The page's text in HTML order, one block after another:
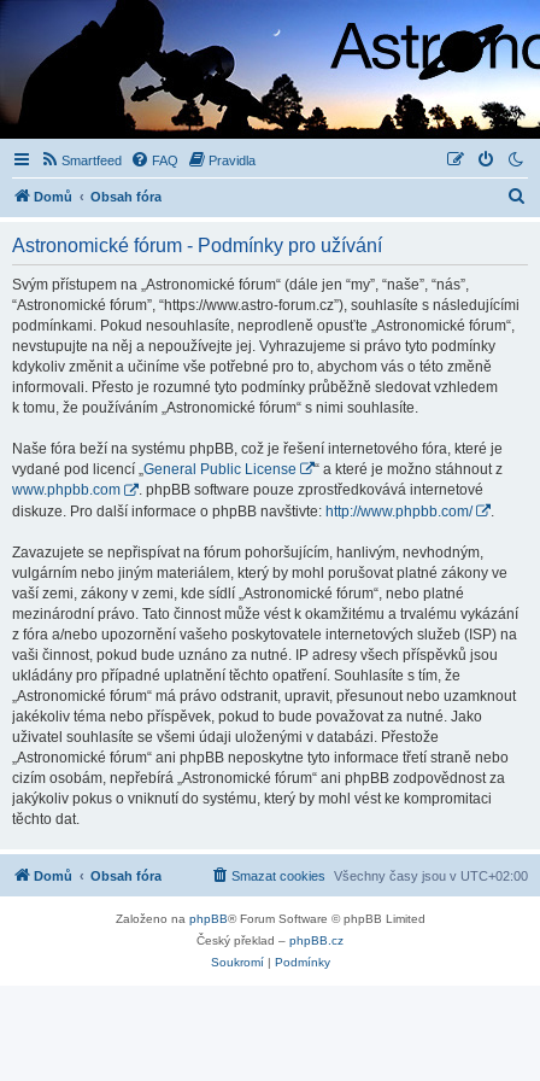
Smartfeed FAQ Pravidla
Domů Obsah fóra
Astronomické fórum - Podmínky pro užívání
Svým přístupem na „Astronomické fórum“ (dále jen “my”, “naše”, “nás”,
“Astronomické fórum”, “https://www.astro-forum.cz”), souhlasíte s následujícími
podmínkami. Pokud nesouhlasíte, neprodleně opusťte „Astronomické fórum“,
nevstupujte na něj a nepoužívejte jej. Vyhrazujeme si právo tyto podmínky
kdykoliv změnit a učiníme vše potřebné pro to, abychom vás o této změně
informovali. Přesto je rozumné tyto podmínky průběžně sledovat vzhledem
k tomu, že používáním „Astronomické fórum“ s nimi souhlasíte.
Naše fóra beží na systému phpBB, což je řešení internetového fóra, které je
vydané pod licencí „General Public License
“ a které je možno stáhnout z
www.phpbb.com
. phpBB software pouze zprostředkovává internetové
diskuze. Pro další informace o phpBB navštivte: http://www.phpbb.com/
Zavazujete se nepřispívat na fórum pohoršujícím, hanlivým, nevhodným,
vulgárním nebo jiným materiálem, který by mohl porušovat platné zákony ve
vaší zemi, zákony v zemi, kde sídlí „Astronomické fórum“, nebo platné
mezinárodní právo. Tato činnost může vést k okamžitému a trvalému vykázání
z fóra a/nebo upozornění vašeho poskytovatele internetových služeb (ISP) na
vaši činnost, pokud bude uznáno za nutné. IP adresy všech příspěvků jsou
ukládány pro případné uplatnění těchto opatření. Souhlasíte s tím, že
„Astronomické fórum“ má právo odstranit, upravit, přesunout nebo uzamknout
jakékoliv téma nebo příspěvek, pokud to bude považovat za nutné. Jako
uživatel souhlasíte se všemi údaji uloženými v databázi. Přestože
„Astronomické fórum“ ani phpBB neposkytne tyto informace třetí straně nebo
cizím osobám, nepřebírá „Astronomické fórum“ ani phpBB zodpovědnost za
jakýkoliv pokus o vniknutí do systému, který by mohl vést ke kompromitaci
těchto dat.
Domů Obsah fóra Všechny časy jsou v UTC+02:00
Smazat cookies
Založeno na phpBB® Forum Software © phpBB Limited
Český překlad – phpBB.cz
Soukromí| Podmínky